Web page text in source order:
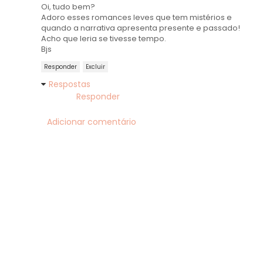
Oi, tudo bem?
Adoro esses romances leves que tem mistérios e
quando a narrativa apresenta presente e passado!
Acho que leria se tivesse tempo.
Bjs
Responder Excluir
Respostas
Responder
Adicionar comentário